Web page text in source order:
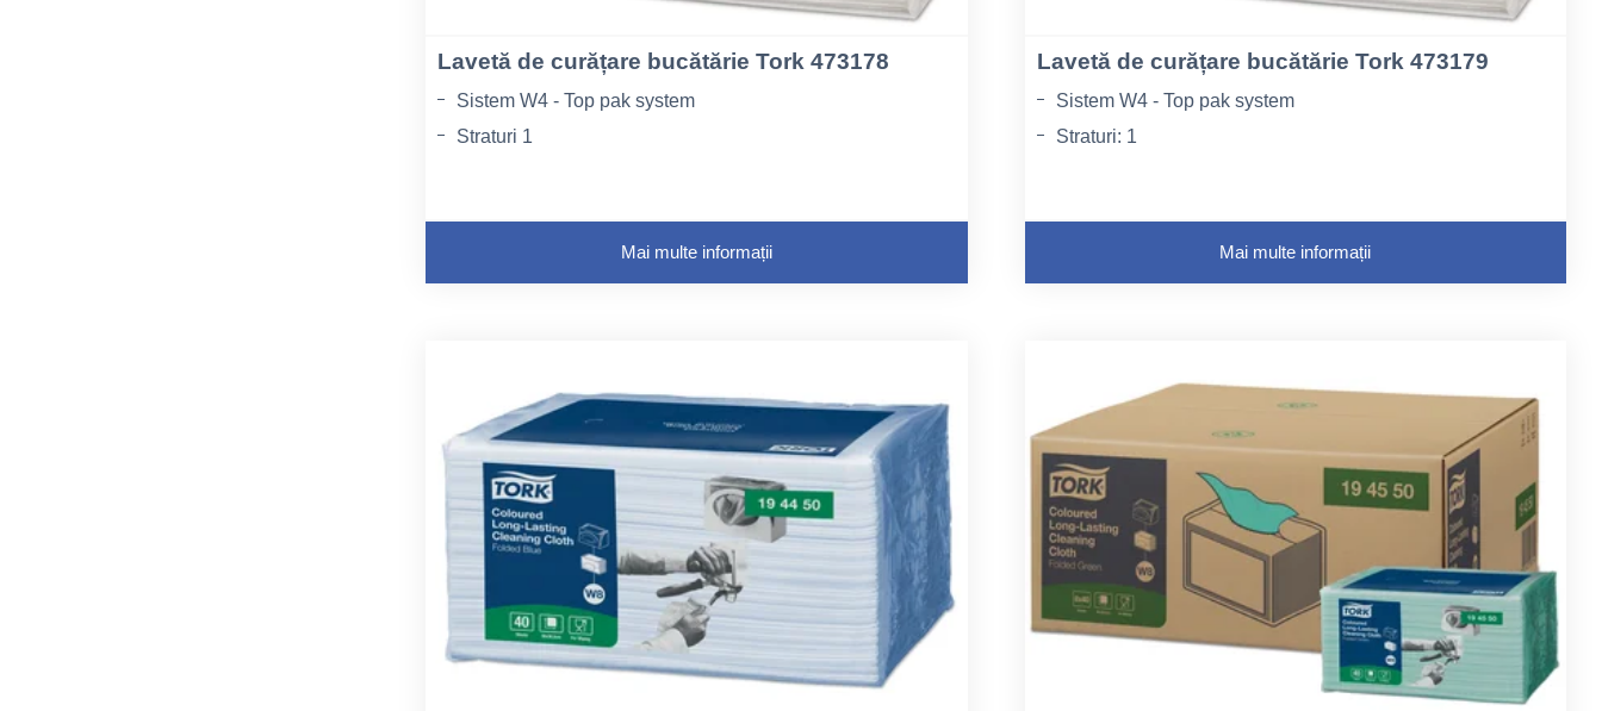
Lavetă de curățare bucătărie Tork 473178
Sistem W4 - Top pak system
Straturi 1
Mai multe informații
Lavetă de curățare bucătărie Tork 473179
Sistem W4 - Top pak system
Straturi: 1
Mai multe informații